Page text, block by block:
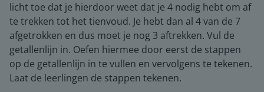
licht toe dat je hierdoor weet dat je 4 nodig hebt om af
te trekken tot het tienvoud. Je hebt dan al 4 van de 7
afgetrokken en dus moet je nog 3 aftrekken. Vul de
getallenlijn in. Oefen hiermee door eerst de stappen
op de getallenlijn in te vullen en vervolgens te tekenen.
Laat de leerlingen de stappen tekenen.